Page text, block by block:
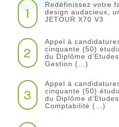
1
Redéfinissez votre
design audacieux,
JETOUR X70 V3
2
Appel à
cinquante (50)
du Diplôme
Gestion (…)
3
Appel à
cinquante (50)
du Diplôme
Comptabilité (…)